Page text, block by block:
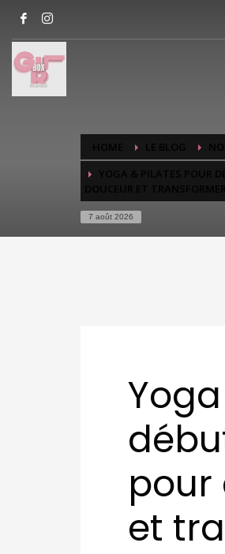
7 août 2026
et